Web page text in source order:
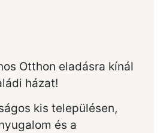
Otthon eladásra kínál
házat!
kis településen,
és a